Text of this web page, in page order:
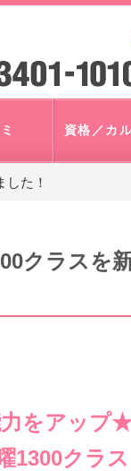
指すなら"アスク"
資格／カ
した！
クラスを
をアップ
1300クラス